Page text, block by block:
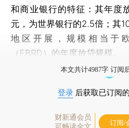
和商业银行的特征：其年度
元，为世界银行的2.5倍；其
地区开展，规模相当于
（EBRD）的年度放贷规模。
本文共计4987字 订阅
登录 后获取已订阅
财新通会员
订阅/